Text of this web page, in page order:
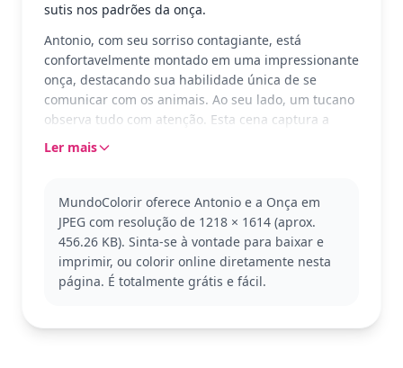
sutis nos padrões da onça.
Antonio, com seu sorriso contagiante, está
confortavelmente montado em uma impressionante
onça, destacando sua habilidade única de se
comunicar com os animais. Ao seu lado, um tucano
observa tudo com atenção. Esta cena captura a
magia e a amizade presentes no mundo encantado
Antonio é um dos personagens queridos do filme
Encanto, da Disney, conhecido por seu dom
especial de entender e falar com os animais. Essa
habilidade o torna um personagem fascinante e
muito amado. Se você gosta desta página, pode
como as da Mirabel ou da Luisa.
Ler mais
MundoColorir oferece Antonio e a Onça em
JPEG com resolução de 1218 × 1614 (aprox.
456.26 KB). Sinta-se à vontade para baixar e
imprimir, ou colorir online diretamente nesta
página. É totalmente grátis e fácil.